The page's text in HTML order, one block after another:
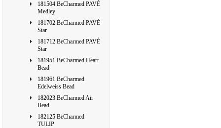
181504 BeCharmed PAVÉ
Medley
181702 BeCharmed PAVÉ
Star
181712 BeCharmed PAVÉ
Star
181951 BeCharmed Heart
Bead
181961 BeCharmed
Edelweiss Bead
182023 BeCharmed Air
Bead
182125 BeCharmed
TULIP